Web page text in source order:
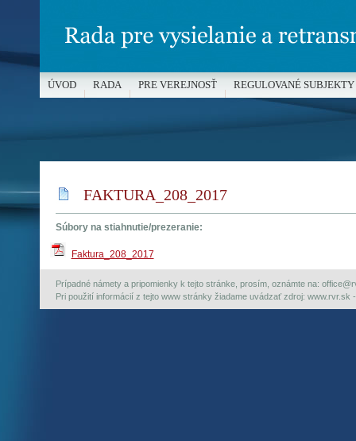
FAKTURA_208_2017
Súbory na stiahnutie/prezeranie:
Faktura_208_2017
Prípadné námety a pripomienky k tejto stránke, prosím, oznámte na:
Pri použití informácií z tejto www stránky žiadame uvádzať zdroj: www.rvr.sk
ÚVOD RADA PRE VEREJNOSŤ REGULOVANÉ SUBJEKTY